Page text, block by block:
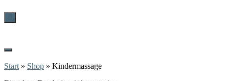
Start » Shop » Kindermassage